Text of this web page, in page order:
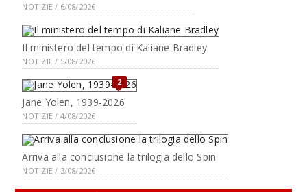
NOTIZIE / 6/08/2026
Il ministero del tempo di Kaliane Bradley
NOTIZIE / 5/08/2026
2
Jane Yolen, 1939-2026
NOTIZIE / 4/08/2026
Arriva alla conclusione la trilogia dello Spin
NOTIZIE / 3/08/2026